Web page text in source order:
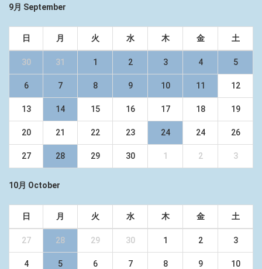
9月 September
日 月 火 水 木 金 土
30 31 1 2 3 4 5
6 7 8 9 10 11 12
13 14 15 16 17 18 19
20 21 22 23 24 24 26
27 28 29 30 1 2 3
10月 October
日 月 火 水 木 金 土
27 28 29 30 1 2 3
4 5 6 7 8 9 10